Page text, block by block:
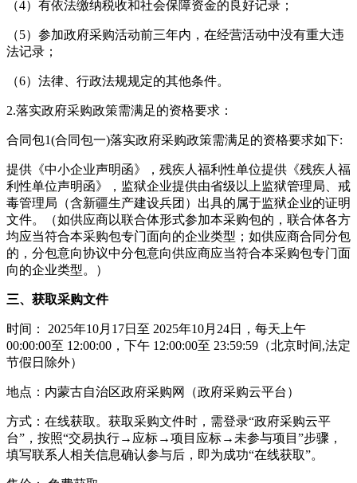
（4）有依法缴纳税收和社会保障资金的良好记录；
（5）参加政府采购活动前三年内，在经营活动中没有重大违
法记录；
（6）法律、行政法规规定的其他条件。
2.落实政府采购政策需满足的资格要求：
合同包1(合同包一)落实政府采购政策需满足的资格要求如下:
提供《中小企业声明函》，残疾人福利性单位提供《残疾人福
利性单位声明函》，监狱企业提供由省级以上监狱管理局、戒
毒管理局（含新疆生产建设兵团）出具的属于监狱企业的证明
文件。（如供应商以联合体形式参加本采购包的，联合体各方
均应当符合本采购包专门面向的企业类型；如供应商合同分包
的，分包意向协议中分包意向供应商应当符合本采购包专门面
向的企业类型。）
三、获取采购文件
时间： 2025年10月17日至 2025年10月24日，每天上午
00:00:00至 12:00:00，下午 12:00:00至 23:59:59（北京时间,法定
节假日除外）
地点：内蒙古自治区政府采购网（政府采购云平台）
方式：在线获取。获取采购文件时，需登录“政府采购云平
台”，按照“交易执行→应标→项目应标→未参与项目”步骤，
填写联系人相关信息确认参与后，即为成功“在线获取”。